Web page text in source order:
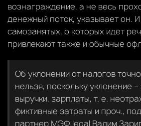
вознаграждение, а не весь
денежный поток, указывает он.
самозанятых, о которых идет
привлекают также и обычные
Об уклонении от налогов
нельзя, поскольку уклонение
выручки, зарплаты, т. е.
фиктивные затраты и проч.,
партнер MЭФ legal Вадим